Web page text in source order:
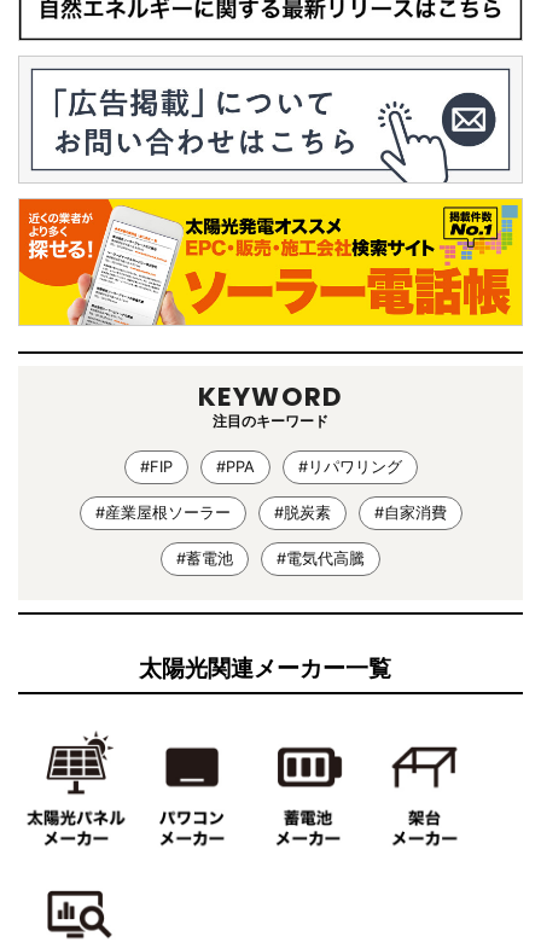
KEYWORD
注目のキーワード
#FIP #PPA #リパワリング
#産業屋根ソーラー #脱炭素 #自家消費
#蓄電池 #電気代高騰
太陽光関連メーカー一覧